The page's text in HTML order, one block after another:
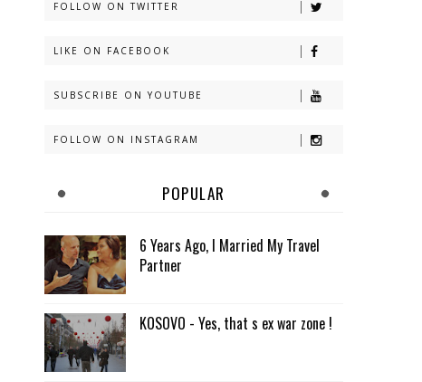
FOLLOW ON TWITTER
LIKE ON FACEBOOK
SUBSCRIBE ON YOUTUBE
FOLLOW ON INSTAGRAM
POPULAR
6 Years Ago, I Married My Travel
Partner
KOSOVO - Yes, that s ex war zone !